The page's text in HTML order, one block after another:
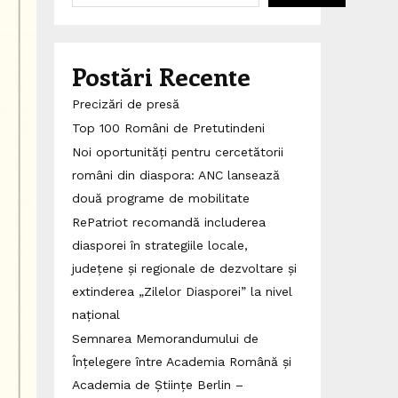
Postări Recente
Precizări de presă
Top 100 Români de Pretutindeni
Noi oportunități pentru cercetătorii
români din diaspora: ANC lansează
două programe de mobilitate
RePatriot recomandă includerea
diasporei în strategiile locale,
județene și regionale de dezvoltare și
extinderea „Zilelor Diasporei” la nivel
național
Semnarea Memorandumului de
Înțelegere între Academia Română și
Academia de Științe Berlin –